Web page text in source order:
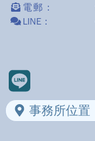
電郵：
LINE：
事務所位置